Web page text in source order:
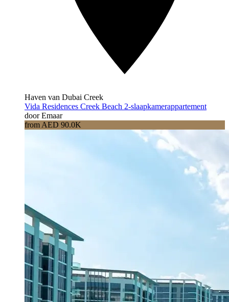
Haven van Dubai Creek
Vida Residences Creek Beach 2-slaapkamerappartement
door Emaar
from AED 90.0K